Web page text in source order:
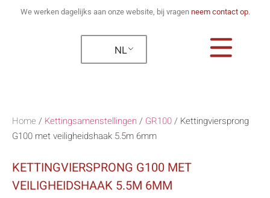
We werken dagelijks aan onze website, bij vragen neem contact op.
NL
Home / Kettingsamenstellingen / GR100/ Kettingviersprong
G100 met veiligheidshaak 5.5m 6mm
KETTINGVIERSPRONG G100 MET
VEILIGHEIDSHAAK 5.5M 6MM